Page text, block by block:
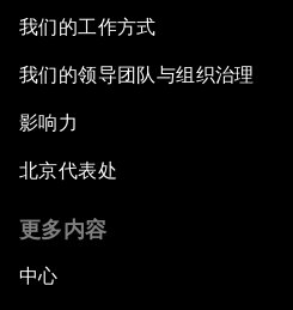
我们的工作方式
我们的领导团队与组织治理
影响力
北京代表处
更多内容
中心